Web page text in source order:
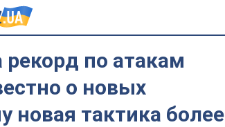
рекорд по атакам
о новых
новая тактика более